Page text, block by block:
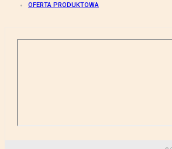
OFERTA PRODUKTOWA